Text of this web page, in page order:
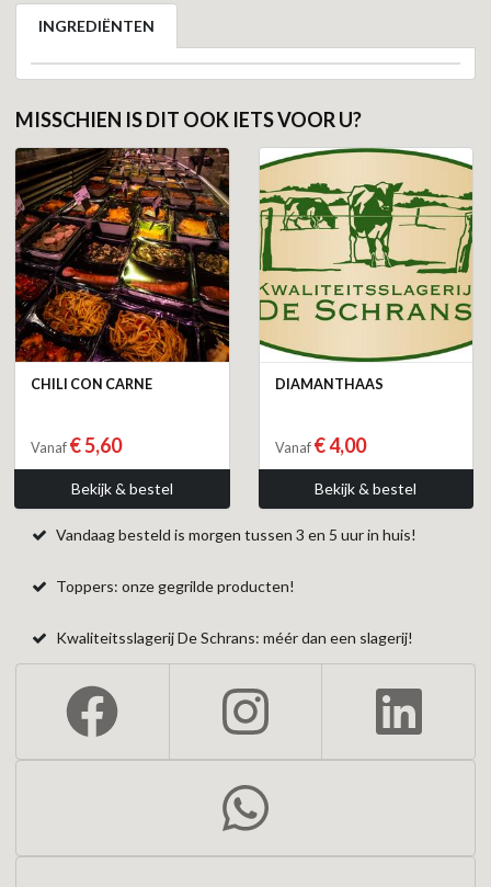
INGREDIËNTEN
MISSCHIEN IS DIT OOK IETS VOOR U?
CHILI CON CARNE
Vanaf € 5,60
Bekijk & bestel
DIAMANTHAAS
Vanaf € 4,00
Bekijk & bestel
Vandaag besteld is morgen tussen 3 en 5 uur in huis!
Toppers: onze gegrilde producten!
Kwaliteitsslagerij De Schrans: méér dan een slagerij!